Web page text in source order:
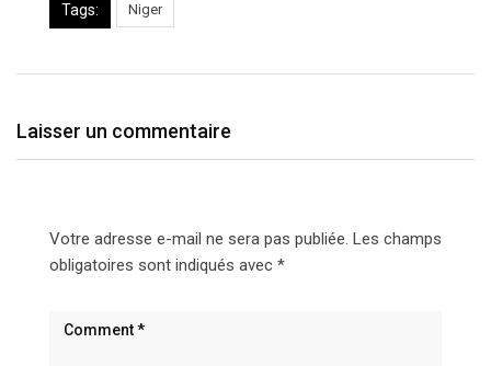
Tags: Niger
Laisser un commentaire
Votre adresse e-mail ne sera pas publiée. Les champs
obligatoires sont indiqués avec *